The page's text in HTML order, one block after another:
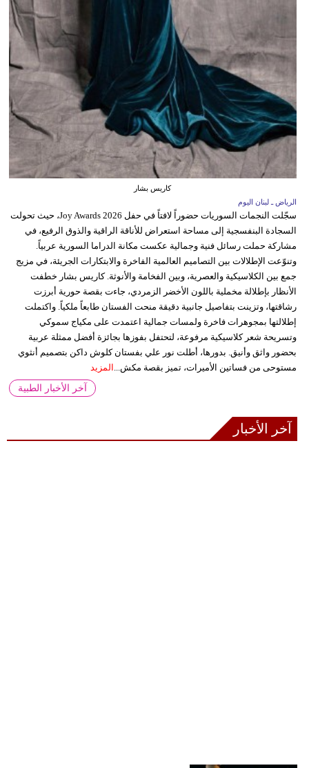
كاريس بشار
الرياض ـ لبنان اليوم
سجّلت النجمات السوريات حضوراً لافتاً في حفل Joy Awards 2026، حيث تحولت
السجادة البنفسجية إلى مساحة استعراض للأناقة الراقية والذوق الرفيع، في
مشاركة حملت رسائل فنية وجمالية عكست مكانة الدراما السورية عربياً.
وتنوّعت الإطلالات بين التصاميم العالمية الفاخرة والابتكارات الجريئة، في مزيج
جمع بين الكلاسيكية والعصرية، وبين الفخامة والأنوثة. كاريس بشار خطفت
الأنظار بإطلالة مخملية باللون الأخضر الزمردي، جاءت بقصة حورية أبرزت
رشاقتها، وتزينت بتفاصيل جانبية دقيقة منحت الفستان طابعاً ملكياً. واكتملت
إطلالتها بمجوهرات فاخرة ولمسات جمالية اعتمدت على مكياج سموكي
وتسريحة شعر كلاسيكية مرفوعة، لتحتفل بفوزها بجائزة أفضل ممثلة عربية
بحضور واثق وأنيق. بدورها، أطلت نور علي بفستان كلوش داكن بتصميم أنثوي
مستوحى من فساتين الأميرات، تميز بقصة مكش...
المزيد
آخر الأخبار الطبية
آخر الأخبار